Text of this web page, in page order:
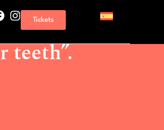
Tickets
brush your teeth”.“It’s
teeth”.